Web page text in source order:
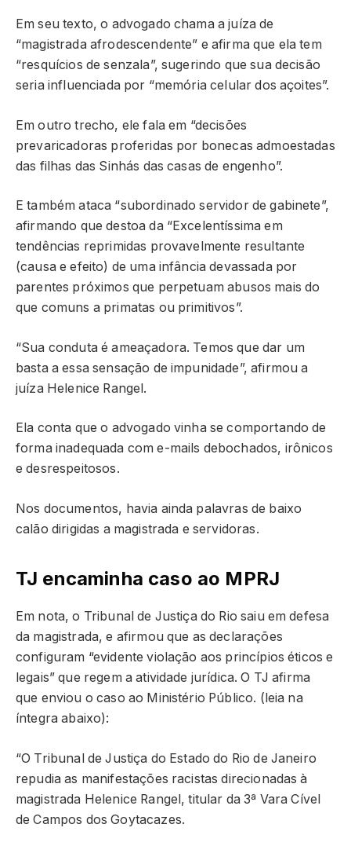
Em seu texto, o advogado chama a juíza de
“magistrada afrodescendente” e afirma que ela tem
“resquícios de senzala”, sugerindo que sua decisão
seria influenciada por “memória celular dos açoites”.
Em outro trecho, ele fala em “decisões
prevaricadoras proferidas por bonecas admoestadas
das filhas das Sinhás das casas de engenho”.
E também ataca “subordinado servidor de gabinete”,
afirmando que destoa da “Excelentíssima em
tendências reprimidas provavelmente resultante
(causa e efeito) de uma infância devassada por
parentes próximos que perpetuam abusos mais do
que comuns a primatas ou primitivos”.
“Sua conduta é ameaçadora. Temos que dar um
basta a essa sensação de impunidade”, afirmou a
juíza Helenice Rangel.
Ela conta que o advogado vinha se comportando de
forma inadequada com e-mails debochados, irônicos
e desrespeitosos.
Nos documentos, havia ainda palavras de baixo
calão dirigidas a magistrada e servidoras.
TJ encaminha caso ao MPRJ
Em nota, o Tribunal de Justiça do Rio saiu em defesa
da magistrada, e afirmou que as declarações
configuram “evidente violação aos princípios éticos e
legais” que regem a atividade jurídica. O TJ afirma
que enviou o caso ao Ministério Público. (leia na
íntegra abaixo):
“O Tribunal de Justiça do Estado do Rio de Janeiro
repudia as manifestações racistas direcionadas à
magistrada Helenice Rangel, titular da 3ª Vara Cível
de Campos dos Goytacazes.